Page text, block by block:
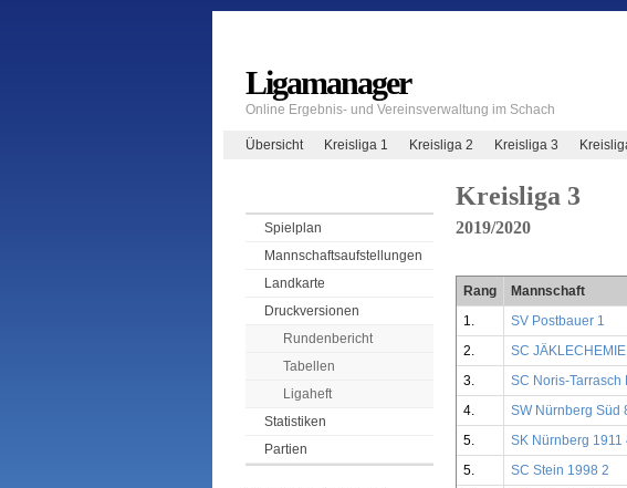
Ligamanager
Online Ergebnis- und Vereinsverwaltung im Schach
Übersicht Kreisliga 1 Kreisliga 2 Kreisliga 3
Spielplan
Mannschaftsaufstellungen
Landkarte
Druckversionen
Rundenbericht
Tabellen
Ligaheft
Statistiken
Partien
Kreisliga 3
2019/2020
Rang Mannschaft
1.
SV Postbauer 1
2.
SC
3.
SC Noris-Tarrasch
4.
SW Nürnberg Süd
5.
SK Nürnberg 1911
5.
SC Stein 1998 2